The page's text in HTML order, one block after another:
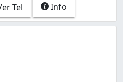
Tel Info